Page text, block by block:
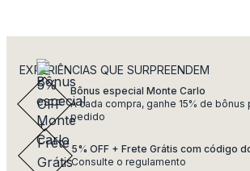
EXPERIÊNCIAS QUE SURPREENDEM
Bônus especial Monte Carlo
A cada compra, ganhe 15% de bônus
pedido
5% OFF + Frete Grátis com código
Consulte o regulamento